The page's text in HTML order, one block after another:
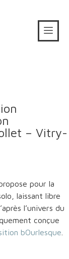
– Vitry-
pour la
laissant libre
l’univers du
conçue
bOurlesque